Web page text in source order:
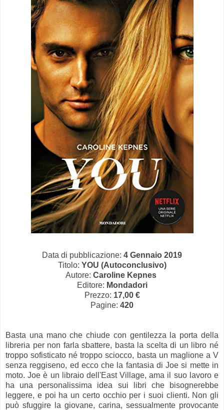
Data di pubblicazione: 4 Gennaio 2019
Titolo: YOU (Autoconclusivo)
Autore: Caroline Kepnes
Editore: Mondadori
Prezzo: 17,00 €
Pagine: 420
Basta una mano che chiude con gentilezza la porta della
libreria per non farla sbattere, basta la scelta di un libro né
troppo sofisticato né troppo sciocco, basta un maglione a V
senza reggiseno, ed ecco che la fantasia di Joe si mette in
moto. Joe è un libraio dell'East Village, ama il suo lavoro e
ha una personalissima idea sui libri che bisognerebbe
leggere, e poi ha un certo occhio per i suoi clienti. Non gli
può sfuggire la giovane, carina, sessualmente provocante